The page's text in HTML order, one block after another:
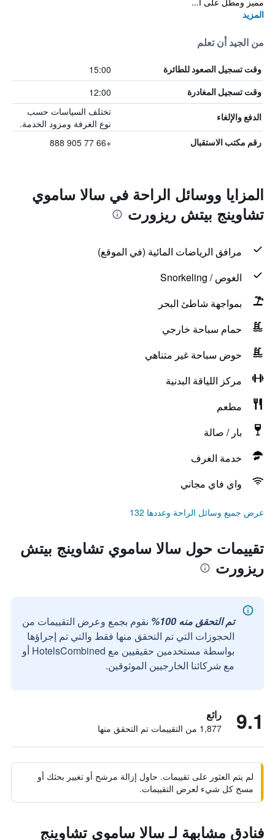
المزيد
من الجيد أن تعلم
وقت تسجيل الصعود للطائرة 15:00
وقت تسجيل المغادرة 12:00
الدفع والإلغاء
تختلف السياسات حسب
نوع الغرفة ومزود الخدمة.
رقم مكتب الاستقبال +66 77 905 888
المزايا ووسائل الراحة في سالا ساموي
تشاوينج بيتش ريزورت
مرافق الرياضات المائية (في الموقع)
الغوص / Snorkeling
بمواجهة شاطئ البحر
حمام سباحة خارجي
حوض سباحة غير متناهي
مركز اللياقة البدنية
مطعم
بار / صالة
خدمة الغرف
واي فاي مجاني
عرض جميع وسائل الراحة وعددها 132
تقييمات حول سالا ساموي تشاوينج بيتش
ريزورت
تم التحقق منه 100%
نقوم بجمع وعرض التقييمات من
الحجوزات التي تم التحقق منها فقط والتي تم إجراؤها
بواسطة مستخدمين حقيقيين مع HotelsCombined أو
مع شركائنا الخارجيين الموثوقين.
9.1 رائع
1,877 من التقييمات تم التحقق منها
لم يتم العثور على تقييمات. حاول إزالة مرشح أو تغيير بحثك أو
مسح كل شيء لعرض التقييمات.
فنادق مشابهة لـ سالا ساموي تشاوينج